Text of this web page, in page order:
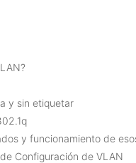
y sin etiquetar
y funcionamiento de
Configuración de VLAN